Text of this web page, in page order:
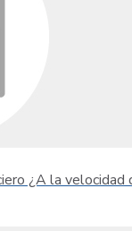
¿A la velocidad